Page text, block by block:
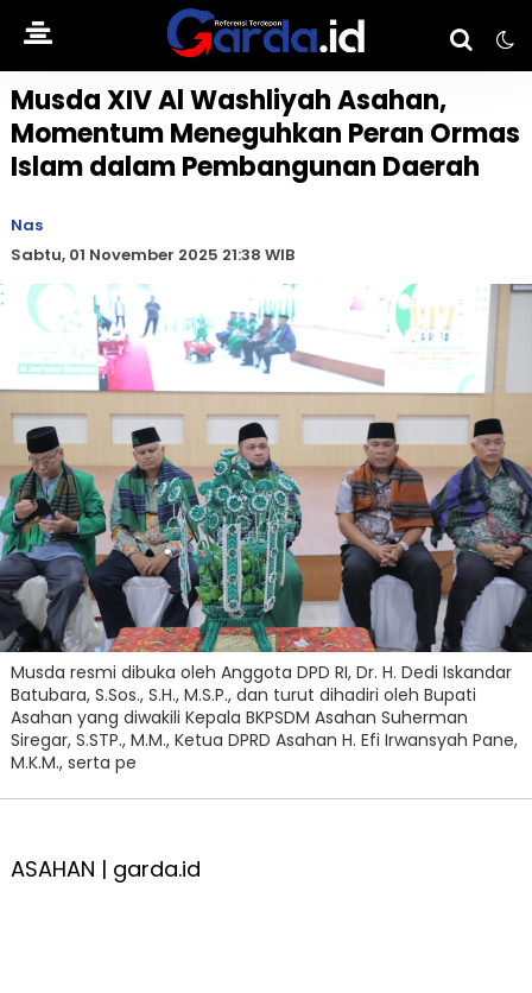
Musda XIV Al Washliyah Asahan,
Momentum Meneguhkan Peran Ormas
Islam dalam Pembangunan Daerah
Nas
Sabtu, 01 November 2025 21:38 WIB
Musda resmi dibuka oleh Anggota DPD RI, Dr. H. Dedi Iskandar
Batubara, S.Sos., S.H., M.S.P., dan turut dihadiri oleh Bupati
Asahan yang diwakili Kepala BKPSDM Asahan Suherman
Siregar, S.STP., M.M., Ketua DPRD Asahan H. Efi Irwansyah Pane,
M.K.M., serta pe
ASAHAN | garda.id